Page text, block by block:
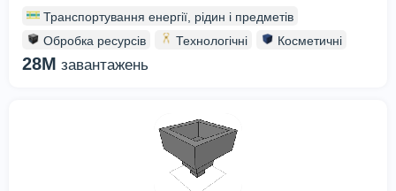
Транспортування енергії, рідин і предметів
Обробка ресурсів
Технологічні Косметичні
28M завантажень